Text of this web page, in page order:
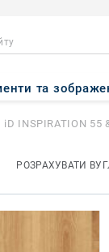
та
& 55
iD INSPIRATION 55
РОЗРАХУВАТИ